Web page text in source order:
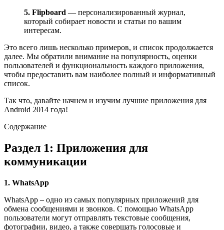
5. Flipboard — персонализированный журнал,
который собирает новости и статьи по вашим
интересам.
Это всего лишь несколько примеров, и список продолжается
далее. Мы обратили внимание на популярность, оценки
пользователей и функциональность каждого приложения,
чтобы предоставить вам наиболее полный и информативный
список.
Так что, давайте начнем и изучим лучшие приложения для
Android 2014 года!
Содержание
Раздел 1: Приложения для
коммуникации
1. WhatsApp
WhatsApp – одно из самых популярных приложений для
обмена сообщениями и звонков. С помощью WhatsApp
пользователи могут отправлять текстовые сообщения,
фотографии, видео, а также совершать голосовые и